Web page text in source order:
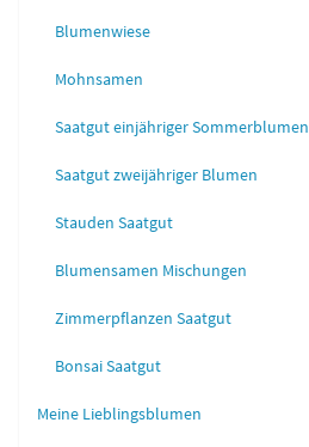
Blumenwiese
Mohnsamen
Saatgut einjähriger Sommerblumen
Saatgut zweijähriger Blumen
Stauden Saatgut
Blumensamen Mischungen
Zimmerpflanzen Saatgut
Bonsai Saatgut
Meine Lieblingsblumen